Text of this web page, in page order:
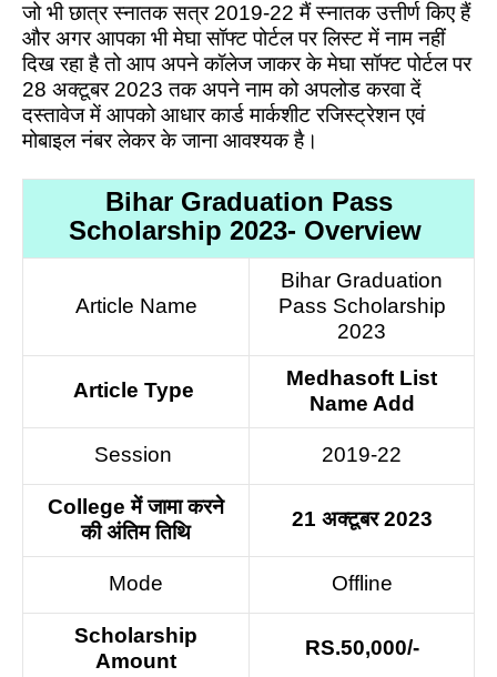
जो भी छात्र स्नातक सत्र 2019-22 मैं स्नातक उत्तीर्ण किए हैं
और अगर आपका भी मेघा सॉफ्ट पोर्टल पर लिस्ट में नाम नहीं
दिख रहा है तो आप अपने कॉलेज जाकर के मेघा सॉफ्ट पोर्टल पर
28 अक्टूबर 2023 तक अपने नाम को अपलोड करवा दें
दस्तावेज में आपको आधार कार्ड मार्कशीट रजिस्ट्रेशन एवं
मोबाइल नंबर लेकर के जाना आवश्यक है।
Bihar Graduation Pass
Scholarship 2023- Overview
Article Name
Bihar Graduation
Pass Scholarship
2023
Article Type
Medhasoft List
Name Add
Session 2019-22
College में जामा करने
की अंतिम तिथि
21 अक्टूबर 2023
Mode Offline
Scholarship
Amount
RS.50,000/-